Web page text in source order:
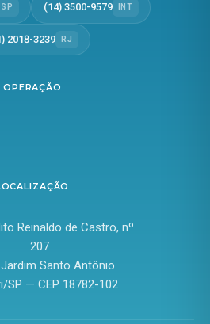
SP (14) 3500-9579 INT
2018-3239 RJ
OPERAÇÃO
Reinaldo de Castro, nº
207
Santo Antônio
SP — CEP 18782-102